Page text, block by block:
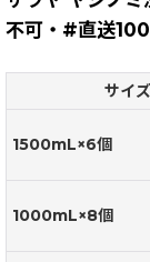
不可・#直送
サイズ
1500mL×6個
1000mL×8個